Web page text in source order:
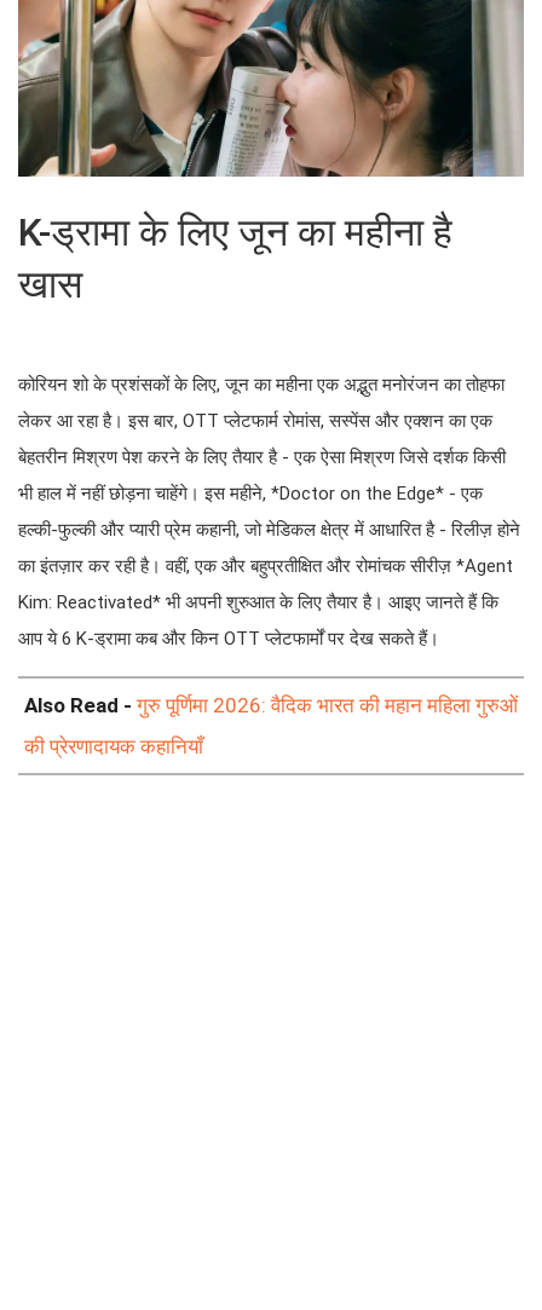
K-ड्रामा के लिए जून का महीना है
खास
कोरियन शो के प्रशंसकों के लिए, जून का महीना एक अद्भुत मनोरंजन का तोहफा
लेकर आ रहा है। इस बार, OTT प्लेटफार्म रोमांस, सस्पेंस और एक्शन का एक
बेहतरीन मिश्रण पेश करने के लिए तैयार है - एक ऐसा मिश्रण जिसे दर्शक किसी
भी हाल में नहीं छोड़ना चाहेंगे। इस महीने, *Doctor on the Edge* - एक
हल्की-फुल्की और प्यारी प्रेम कहानी, जो मेडिकल क्षेत्र में आधारित है - रिलीज़ होने
का इंतज़ार कर रही है। वहीं, एक और बहुप्रतीक्षित और रोमांचक सीरीज़ *Agent
Kim: Reactivated* भी अपनी शुरुआत के लिए तैयार है। आइए जानते हैं कि
आप ये 6 K-ड्रामा कब और किन OTT प्लेटफार्मों पर देख सकते हैं।
Also Read -गुरु पूर्णिमा 2026: वैदिक भारत की महान महिला गुरुओं
की प्रेरणादायक कहानियाँ